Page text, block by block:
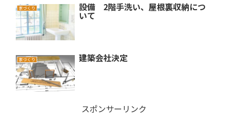
家づくり 設備 2階手洗い、屋根裏収納につ
いて
家づくり 建築会社決定
スポンサーリンク